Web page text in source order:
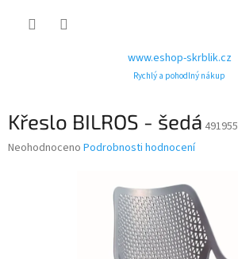
www.eshop-skrblik.cz
Rychlý a pohodlný nákup
Křeslo BILROS - šedá 491955
Průměrné
Neohodnoceno Podrobnosti hodnocení